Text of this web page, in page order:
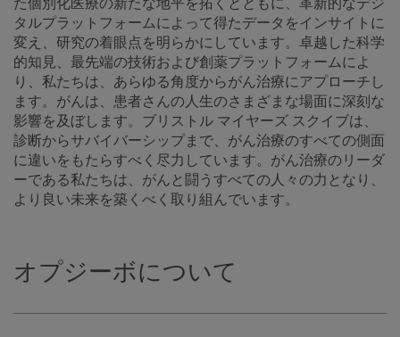
タルプラットフォームによって得たデータをインサイトに
変え、研究の着眼点を明らかにしています。卓越した科学
的知見、最先端の技術および創薬プラットフォームによ
り、私たちは、あらゆる角度からがん治療にアプローチし
ます。がんは、患者さんの人生のさまざまな場面に深刻な
影響を及ぼします。ブリストル マイヤーズ スクイブは、
診断からサバイバーシップまで、がん治療のすべての側面
に違いをもたらすべく尽力しています。がん治療のリーダ
ーである私たちは、がんと闘うすべての人々の力となり、
より良い未来を築くべく取り組んでいます。
オプジーボについて